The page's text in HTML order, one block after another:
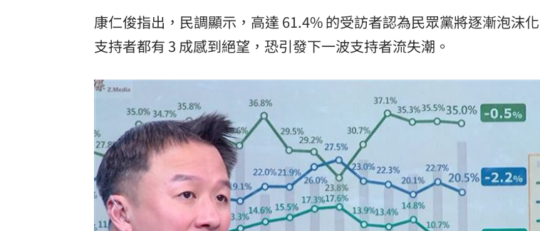
康仁俊指出，民調顯示，高達 61.4% 的受訪者認為民眾黨將逐漸泡沫
支持者都有 3 成感到絕望，恐引發下一波支持者流失潮。